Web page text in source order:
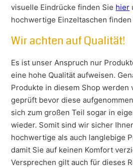
visuelle Eindrücke finden Sie hier
hochwertige Einzeltaschen finden
Wir achten auf Qualität!
Es ist unser Anspruch nur
eine hohe Qualität aufweisen.
Produkte in diesem Shop werden
geprüft bevor diese
sich zum großen Teil sogar in
wieder. Somit sind wir sicher
hochwertige als auch langlebige
damit Sie auf keinen Komfort
Versprechen gilt auch für dieses